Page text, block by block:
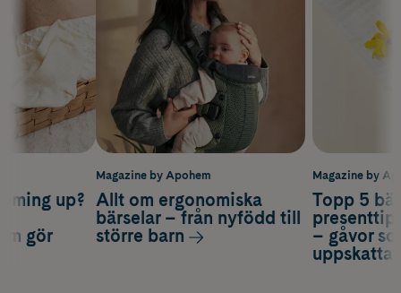
Magazine by
Topp 5
– gåvor
up?
gör
Magazine by Apohem
Allt om ergonomiska
bärselar – från nyfödd till
större barn